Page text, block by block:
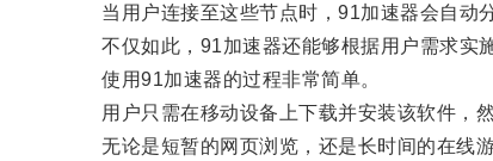
当用户连接至这些节点时，91加速器会自动分
不仅如此，91加速器还能够根据用户需求实施
使用91加速器的过程非常简单。
用户只需在移动设备上下载并安装该软件，然
无论是短暂的网页浏览，还是长时间的在线游